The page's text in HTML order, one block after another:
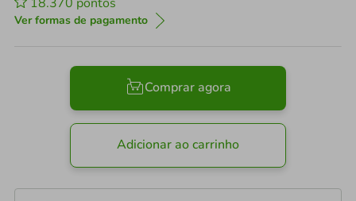
Ver formas de pagamento
Comprar agora
Adicionar ao carrinho